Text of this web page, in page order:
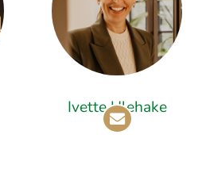
Ivette Ulehake